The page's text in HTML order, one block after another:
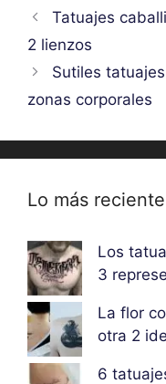
Tatuajes
2 lienzos
Sutiles
zonas corporales
Lo más reciente
Los
3
La flor
otra 2
6